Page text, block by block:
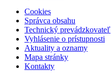
Cookies
Správca obsahu
Technický prevádzkovateľ
Vyhlásenie o prístupnosti
Aktuality a oznamy
Mapa stránky
Kontakty